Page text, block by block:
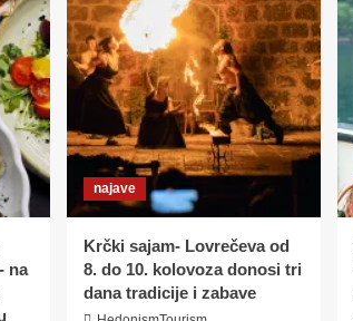
na
najave
Krčki sajam- Lovrečeva od
8. do 10. kolovoza donosi tri
dana tradicije i zabave